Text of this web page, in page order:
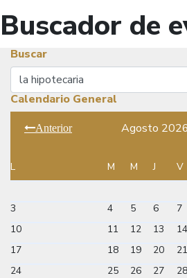
Buscador de
Buscar
Buscar
Calendario General
Anterior Agosto 2026
L M M J V
3
4 5 6 7
10
11 12 13 14
17
18 19 20 21
24
25 26 27 28